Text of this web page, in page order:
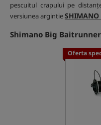
pescuitul crapului pe
versiunea argintieSHIMANO
Shimano Big Baitrunner
Oferta